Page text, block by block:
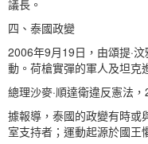
議長。
四、泰國政變
2006年9月19日，由頌提·
動。荷槍實彈的軍人及坦克
總理沙麥·順達衛違反憲法
據報導，泰國的政變有時或
室支持者；運動起源於國